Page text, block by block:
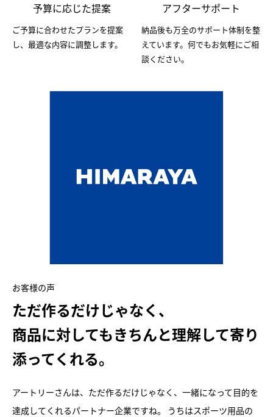
予算に応じた提案
ご予算に合わせたプランを提案
し、最適な内容に調整します。
アフターサポート
納品後も万全のサポート体制を整
えています。何でもお気軽にご相
談ください。
お客様の声
ただ作るだけじゃなく、
商品に対してもきちんと理解して寄り
添ってくれる。
アートリーさんは、ただ作るだけじゃなく、一緒になって目的を
達成してくれるパートナー企業ですね。 うちはスポーツ用品の